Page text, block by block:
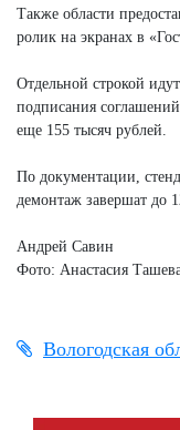
Также области
ролик на экранах в
Отдельной строкой
подписания
еще 155 тысяч рублей.
По документации,
демонтаж завершат до
Андрей Савин
Фото: Анастасия
Вологодская